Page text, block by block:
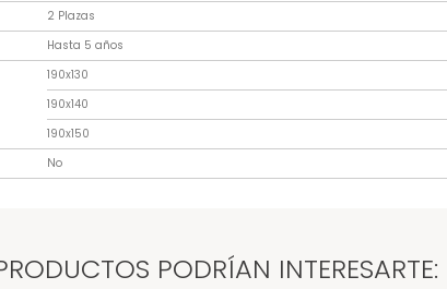
2 Plazas
Hasta 5 años
190x130
190x140
190x150
No
PODRÍAN INTERESARTE: